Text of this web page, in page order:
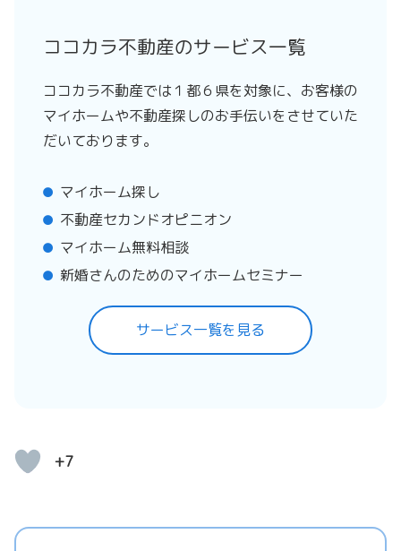
ココカラ不動産のサービス一覧
ココカラ不動産では１都６県を対象に、お客様の
マイホームや不動産探しのお手伝いをさせていた
だいております。
マイホーム探し
不動産セカンドオピニオン
マイホーム無料相談
新婚さんのためのマイホームセミナー
サービス一覧を見る
+7